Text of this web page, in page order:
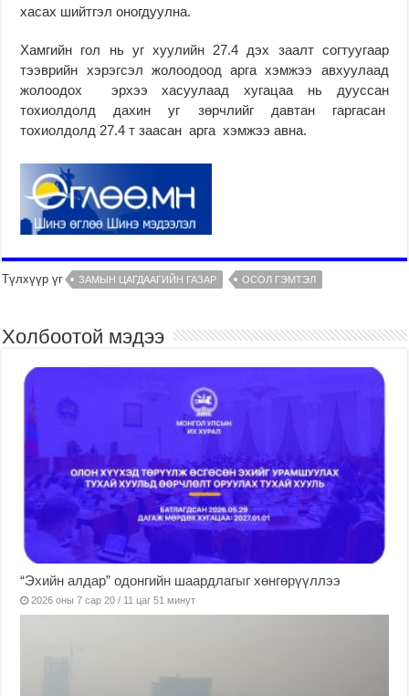
хасах шийтгэл оногдуулна.
Хамгийн гол нь уг хуулийн 27.4 дэх заалт согтуугаар
тээврийн хэрэгсэл жолоодоод арга хэмжээ авхуулаад
жолоодох эрхээ хасуулаад хугацаа нь дууссан
тохиолдолд дахин уг зөрчлийг давтан гаргасан
тохиолдолд 27.4 т заасан арга хэмжээ авна.
Түлхүүр үг ЗАМЫН ЦАГДААГИЙН ГАЗАР ОСОЛ ГЭМТЭЛ
Холбоотой мэдээ
“Эхийн алдар” одонгийн шаардлагыг хөнгөрүүллээ
2026 оны 7 сар 20 / 11 цаг 51 минут